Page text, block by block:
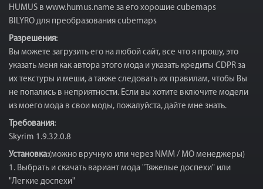
HUMUS в www.humus.name за его хорошие cubemaps
BILYRO для преобразования cubemaps
Разрешения:
Вы можете загрузить его на любой сайт, все что я прошу, это
указать меня как автора этого мода и указать кредиты CDPR за
их текстуры и меши, а также следовать их правилам, чтобы Вы
не попались в неприятности. Если вы хотите включите модели
из моего мода в свои моды, пожалуйста, дайте мне знать.
Требования:
Skyrim 1.9.32.0.8
Установка:(можно вручную или через NMM / MO менеджеры)
1. Выбрать и скачать вариант мода "Тяжелые доспехи" или
"Легкие доспехи"